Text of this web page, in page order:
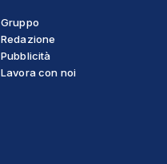
Gruppo
Redazione
Pubblicità
Lavora con noi